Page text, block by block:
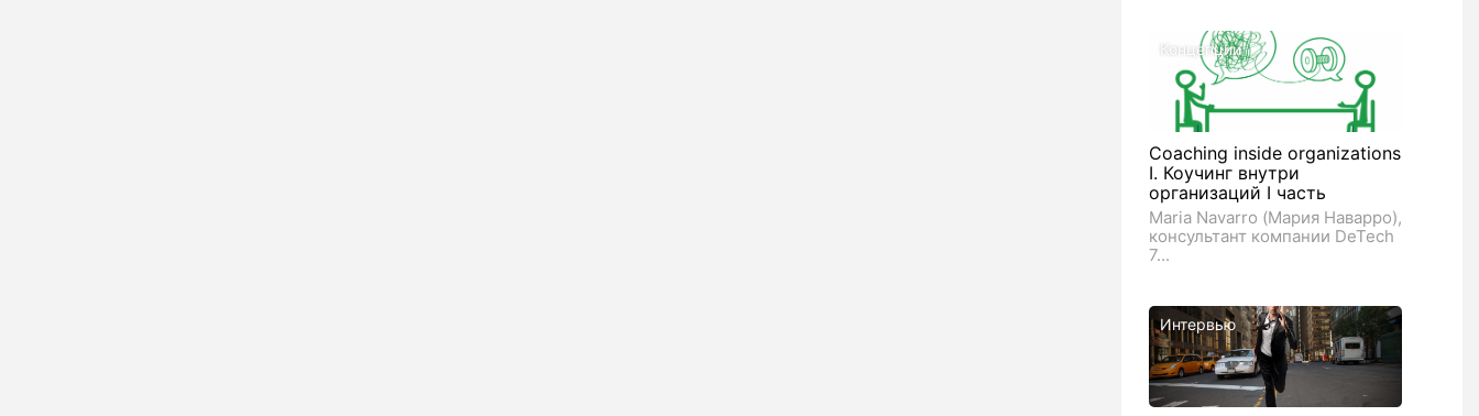
Концепции
Coaching inside organizations
I. Коучинг внутри
организаций I часть
Maria Navarro (Мария Наварро),
консультант компании DeTech
7...
Интервью